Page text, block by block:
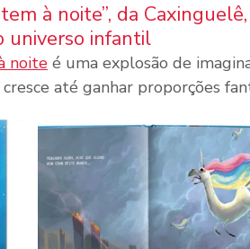
à noite”, da
universo infantil
noite é uma explosão de
até ganhar proporções